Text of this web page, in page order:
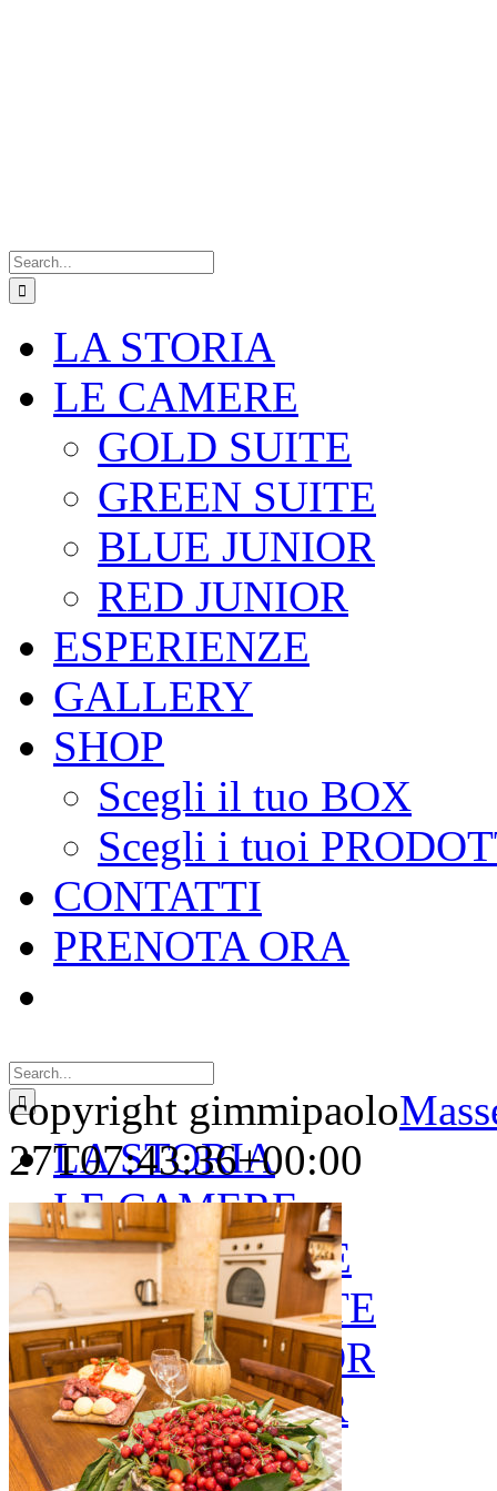
for:
LA STORIA
LE CAMERE
GOLD SUITE
GREEN SUITE
BLUE JUNIOR
RED JUNIOR
ESPERIENZE
GALLERY
SHOP
Scegli il tuo BOX
Scegli i tuoi
CONTATTI
PRENOTA ORA
for:
LA STORIA
LE CAMERE
GOLD SUITE
GREEN SUITE
BLUE JUNIOR
RED JUNIOR
ESPERIENZE
copyright gimmipaolo
27T07:43:36+00:00